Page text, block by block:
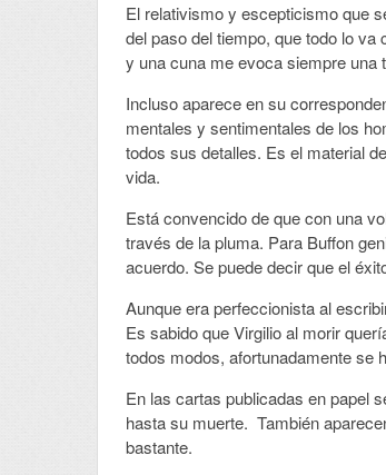
El relativismo y escepticismo que
del paso del tiempo, que todo lo
y una cuna me evoca siempre una
Incluso aparece en su
mentales y sentimentales de los
todos sus detalles. Es el material
vida.
Está convencido de que con una
través de la pluma. Para Buffon
acuerdo. Se puede decir que el
Aunque era perfeccionista al
Es sabido que Virgilio al morir
todos modos, afortunadamente se
En las cartas publicadas en papel
hasta su muerte. También
bastante.